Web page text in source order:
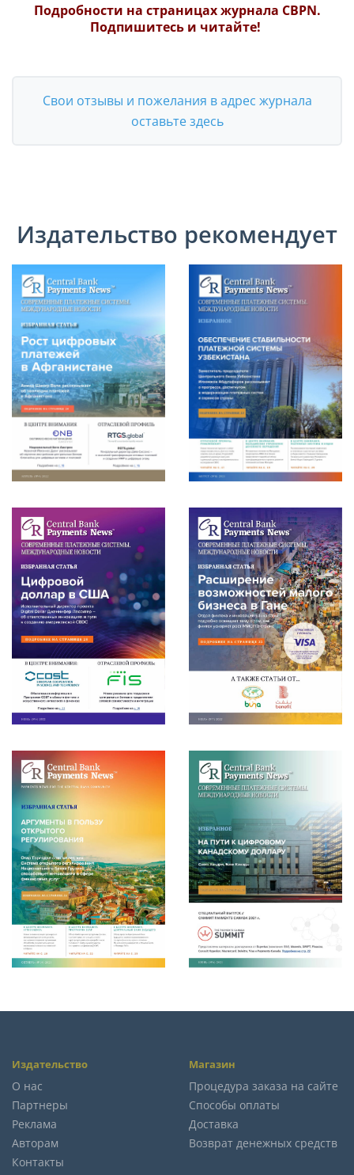
Подробности на страницах журнала CBPN.
Подпишитесь и читайте!
Свои отзывы и пожелания в адрес журнала
оставьте здесь
Издательство рекомендует
Издательство
О нас
Партнеры
Реклама
Авторам
Контакты
Магазин
Процедура заказа на сайте
Способы оплаты
Доставка
Возврат денежных средств